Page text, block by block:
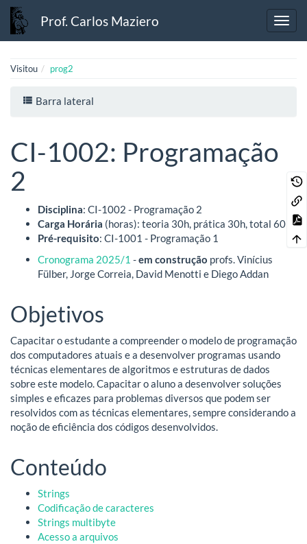
Prof. Carlos Maziero
Visitou prog2
Barra lateral
CI-1002: Programação
2
Disciplina: CI-1002 - Programação 2
Carga Horária (horas): teoria 30h, prática 30h, total 60h
Pré-requisito: CI-1001 - Programação 1
Cronograma 2025/1 -em construção profs. Vinícius
Fülber, Jorge Correia, David Menotti e Diego Addan
Objetivos
Capacitar o estudante a compreender o modelo de programação
dos computadores atuais e a desenvolver programas usando
técnicas elementares de algoritmos e estruturas de dados
sobre este modelo. Capacitar o aluno a desenvolver soluções
simples e eficazes para problemas diversos que podem ser
resolvidos com as técnicas elementares, sempre considerando a
noção de eficiência dos códigos desenvolvidos.
Conteúdo
Strings
Codificação de caracteres
Strings multibyte
Acesso a arquivos